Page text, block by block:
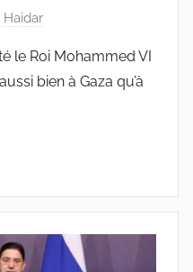
Haidar
le Roi Mohammed VI
bien à Gaza qu’à